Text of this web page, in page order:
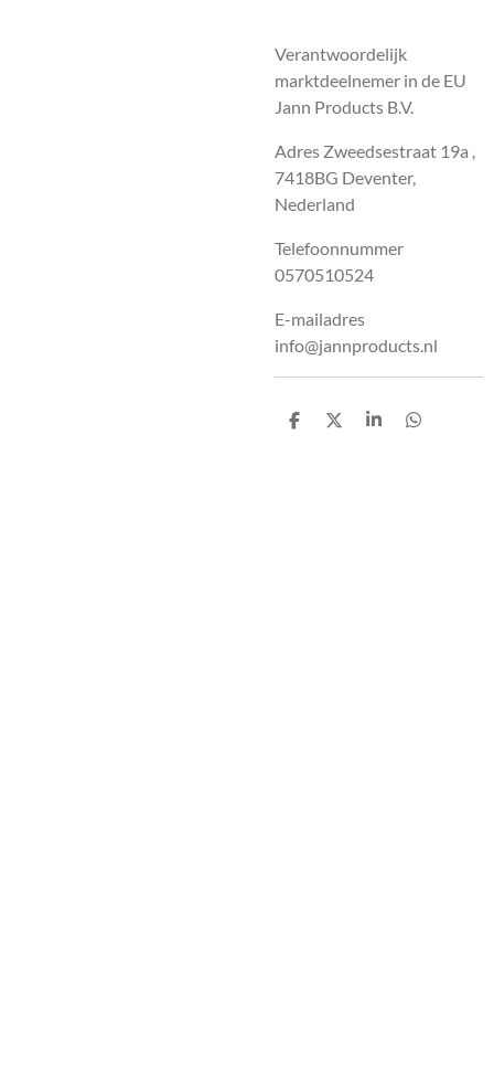
Verantwoordelijk
marktdeelnemer in de EU
Jann Products B.V.
Adres Zweedsestraat 19a ,
7418BG Deventer,
Nederland
Telefoonnummer
0570510524
E-mailadres
info@jannproducts.nl
D
D
S
D